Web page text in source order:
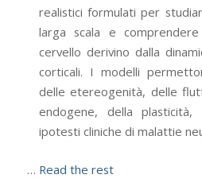
realistici formulati per
larga scala e
cervello derivino dalla
corticali. I modelli
delle etereogenità, delle
endogene, della
ipotesti cliniche di malattie
… Read the rest